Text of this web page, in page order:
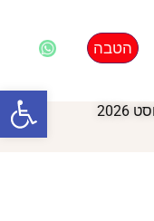
הטבה
פתח